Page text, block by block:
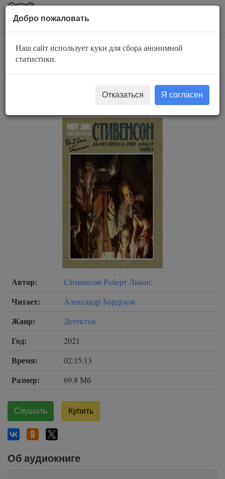
AuBook.org
Убийца. Джанет
продала душу
Автор: Стивенсон Роберт Льюис
Читает: Александр Бордуков
Жанр: Детектив
Год: 2021
Время: 02:15:13
Размер: 69.8 Мб
Слушать Купить
Об аудиокниге
Добро пожаловать
Наш сайт использует куки для сбора анонимной
статистики.
Отказаться Я согласен